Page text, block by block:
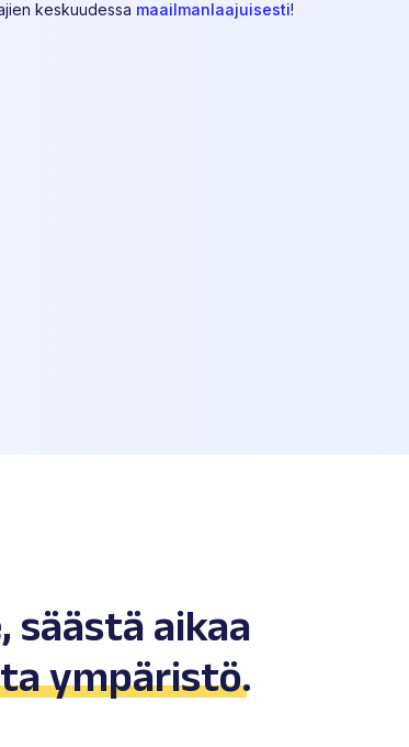
keskuudessa maailmanlaajuisesti!
säästä aikaa
ympäristö.